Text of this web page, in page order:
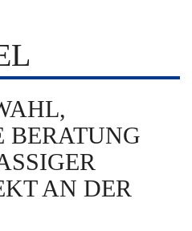
BERATUNG
AN DER